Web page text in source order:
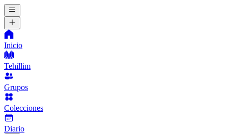
Inicio
Tehillim
Grupos
Colecciones
Diario